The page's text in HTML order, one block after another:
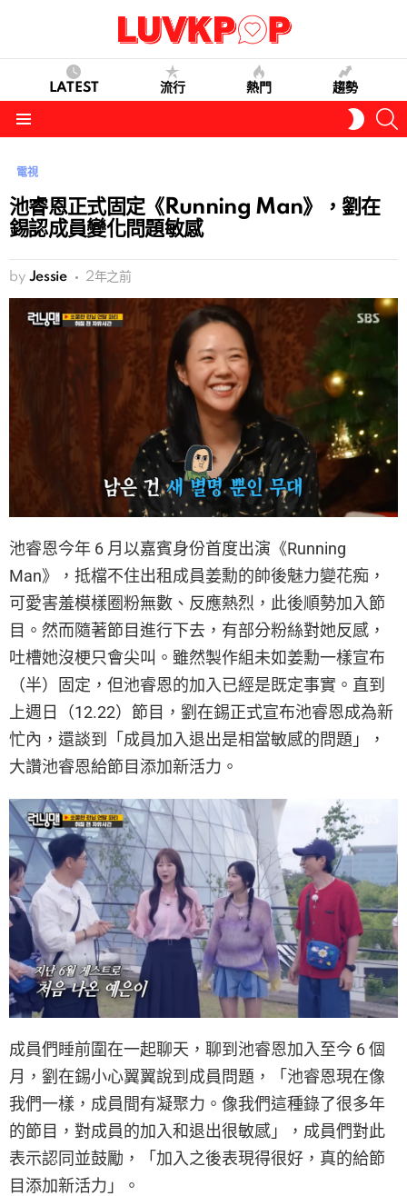
LATEST 流行 熱門 趨勢
SKIN
電視
池睿恩正式固定《Running Man》，劉在
錫認成員變化問題敏感
by Jessie 2年之前
池睿恩今年 6 月以嘉賓身份首度出演《Running
Man》，抵檔不住出租成員姜勳的帥後魅力變花痴，
可愛害羞模樣圈粉無數、反應熱烈，此後順勢加入節
目。然而隨著節目進行下去，有部分粉絲對她反感，
吐槽她沒梗只會尖叫。雖然製作組未如姜勳一樣宣布
（半）固定，但池睿恩的加入已經是既定事實。直到
上週日（12.22）節目，劉在錫正式宣布池睿恩成為新
忙內，還談到「成員加入退出是相當敏感的問題」，
大讚池睿恩給節目添加新活力。
成員們睡前圍在一起聊天，聊到池睿恩加入至今 6 個
月，劉在錫小心翼翼說到成員問題，「池睿恩現在像
我們一樣，成員間有凝聚力。像我們這種錄了很多年
的節目，對成員的加入和退出很敏感」，成員們對此
表示認同並鼓勵，「加入之後表現得很好，真的給節
目添加新活力」。